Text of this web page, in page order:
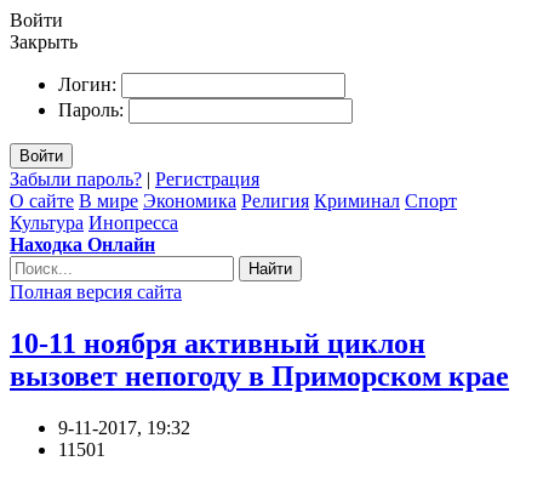
Войти
Закрыть
Логин:
Пароль:
Войти
Забыли пароль? | Регистрация
О сайте В мире Экономика Религия Криминал Спорт
Культура Инопресса
Находка Онлайн
Найти
Полная версия сайта
10-11 ноября активный циклон
вызовет непогоду в Приморском крае
9-11-2017, 19:32
11501